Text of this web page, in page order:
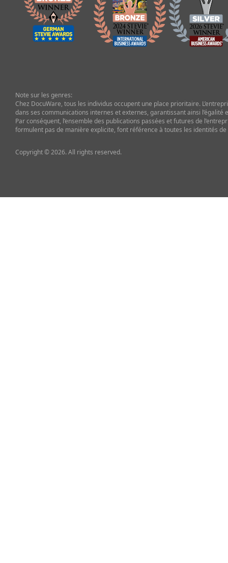
Note sur les genres:
Chez DocuWare, tous les individus occupent une place prioritaire.
dans ses communications internes et externes, garantissant ainsi l’égalité
Par conséquent, l’ensemble des publications passées et futures de
formulent pas de manière explicite, font référence à toutes les identités de
Copyright © 2026. All rights reserved.